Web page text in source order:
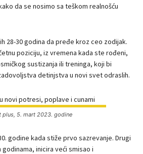
da se nosimo sa teškom realnošću
28-30 godina da pređe kroz ceo zodijak.
poziciju, iz vremena kada ste rođeni,
sustizanja ili treninga, koji bi
detinjstva u novi svet odraslih.
plus, 5. mart 2023. godine
godine kada stiže prvo sazrevanje. Drugi
inicira veći smisao i